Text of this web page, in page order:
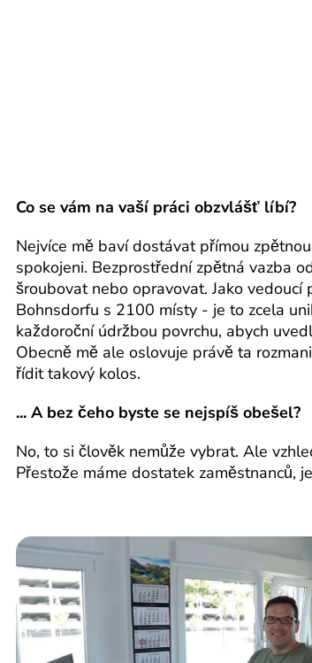
Co se vám na vaší práci obzvlášť líbí?
Nejvíce mě baví dostávat přímou
spokojeni. Bezprostřední zpětná vazba
šroubovat nebo opravovat. Jako
Bohnsdorfu s 2100 místy - je to zcela
každoroční údržbou povrchu, abych
Obecně mě ale oslovuje právě ta
řídit takový kolos.
... A bez čeho byste se nejspíš obešel?
No, to si člověk nemůže vybrat. Ale
Přestože máme dostatek zaměstnanců,